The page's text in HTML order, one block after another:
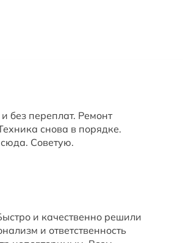
без переплат. Ремонт
снова в порядке.
Советую.
и качественно решили
и ответственность